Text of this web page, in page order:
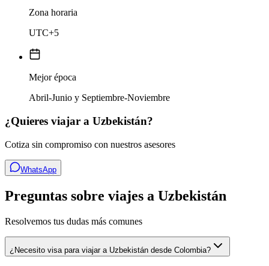
Zona horaria
UTC+5
Mejor época
Abril-Junio y Septiembre-Noviembre
¿Quieres viajar a Uzbekistán?
Cotiza sin compromiso con nuestros asesores
WhatsApp
Preguntas sobre viajes a Uzbekistán
Resolvemos tus dudas más comunes
¿Necesito visa para viajar a Uzbekistán desde Colombia?